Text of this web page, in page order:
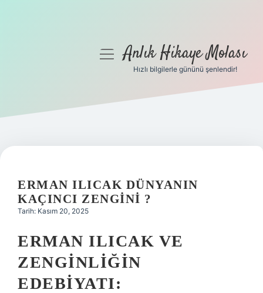
Gizlilik Politikası
Yasal Uyarı
menüyüAnlık Hikaye Molası
Hızlı bilgilerle gününü şenlendir!
ERMAN ILICAK DÜNYANIN
KAÇINCI ZENGINI ?
Tarih: Kasım 20, 2025
ERMAN ILICAK VE
ZENGINLIĞIN
EDEBIYATI: